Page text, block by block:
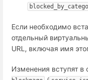
Если необходимо
отдельный
URL, включая имя
Изменения вступят в